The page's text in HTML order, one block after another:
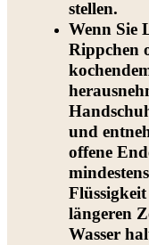
stellen.
Wenn Sie
Rippchen
und
offene
längeren
Wasser